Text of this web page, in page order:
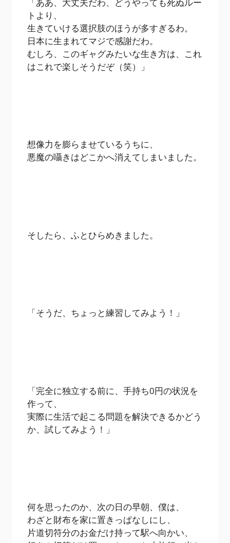
トより、
生きていける選択肢のほうが多すぎるわ。
日本に生まれてマジで感謝だわ。
むしろ、このギャグみたいな生き方は、これ
はこれで楽しそうだぞ（笑）」
想像力を膨らませているうちに、
悪魔の囁きはどこかへ消えてしまいました。
そしたら、ふとひらめきました。
「そうだ、ちょっと練習してみよう！」
「完全に独立する前に、手持ち0円の状況を
作って、
実際に生活で起こる問題を解決できるかどう
か、試してみよう！」
何を思ったのか、次の日の早朝、僕は、
わざと財布を家に置きっぱなしにし、
片道切符分のお金だけ持って駅へ向かい、